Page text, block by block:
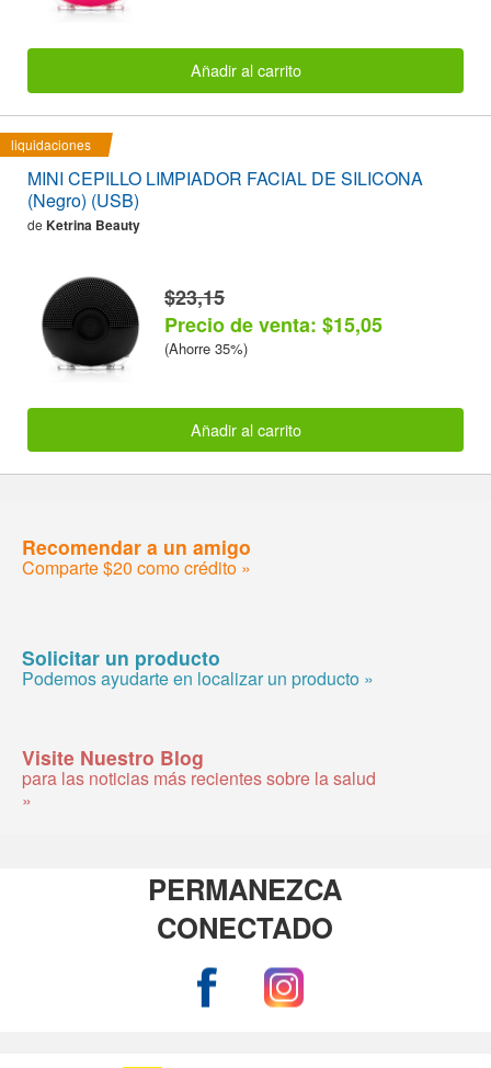
Añadir al carrito
liquidaciones
MINI CEPILLO LIMPIADOR FACIAL DE SILICONA
(Negro) (USB)
de Ketrina Beauty
$23,15
Precio de venta: $15,05
(Ahorre 35%)
Añadir al carrito
Recomendar a un amigo
Comparte $20 como crédito »
Solicitar un producto
Podemos ayudarte en localizar un producto »
Visite Nuestro Blog
para las noticias más recientes sobre la salud
»
PERMANEZCA
CONECTADO